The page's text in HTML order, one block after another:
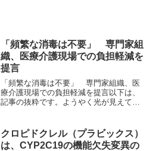
「頻繁な消毒は不要」 専門家組
織、医療介護現場での負担軽減を
提言
「頻繁な消毒は不要」 専門家組織、医
療介護現場での負担軽減を提言以下は、
記事の抜粋です。ようやく光が見えてき
ザリーボード）は6月8日、医療や介護の
現場における感染対策の...
クロピドクレル（プラビックス）
は、CYP2C19の機能欠失変異の